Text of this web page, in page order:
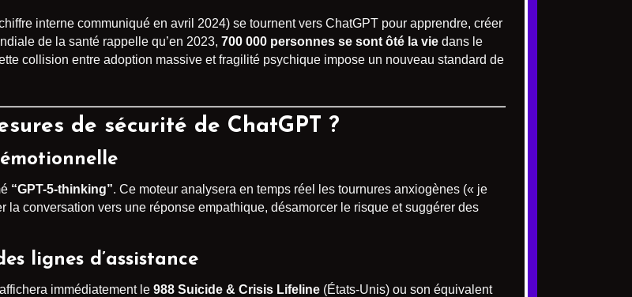
interne communiqué en avril 2024) se tournent vers ChatGPT pour apprendre, créer
de la santé rappelle qu’en 2023, 700 000 personnes se sont ôté la vie dans le
collision entre adoption massive et fragilité psychique impose un nouveau standard de
de sécurité de ChatGPT ?
“GPT-5-thinking”. Ce moteur analysera en temps réel les tournures anxiogènes (« je
la conversation vers une réponse empathique, désamorcer le risque et suggérer des
lignes d’assistance
immédiatement le 988 Suicide & Crisis Lifeline (États-Unis) ou son équivalent